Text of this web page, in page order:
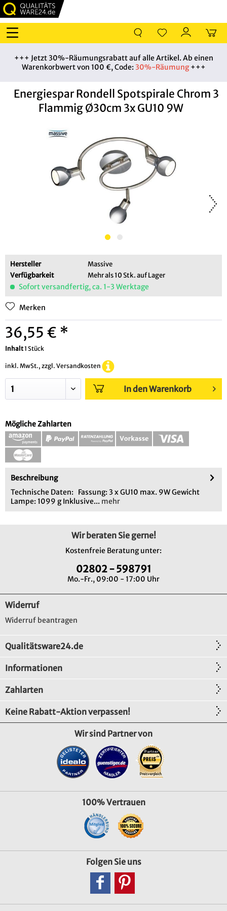
+++ Jetzt 30%-Räumungsrabatt auf alle Artikel. Ab einen
Warenkorbwert von 100 €, Code: 30%-Räumung+++
Energiespar Rondell Spotspirale Chrom 3
Flammig Ø30cm 3x GU10 9W
Hersteller
Massive
Verfügbarkeit
Mehr als 10 Stk. auf Lager
Sofort versandfertig, ca. 1-3 Werktage
Merken
36,55 € *
Inhalt1 Stück
inkl. MwSt., zzgl. Versandkosten
In den Warenkorb
Mögliche Zahlarten
Beschreibung
Technische Daten: Fassung: 3 x GU10 max. 9W Gewicht
Lampe: 1099 g Inklusive... mehr
Wir beraten Sie gerne!
Kostenfreie Beratung unter:
02802 - 598791
Mo.-Fr., 09:00 - 17:00 Uhr
Widerruf
Widerruf beantragen
Qualitätsware24.de
Informationen
Zahlarten
Keine Rabatt-Aktion verpassen!
Wir sind Partner von
100% Vertrauen
Folgen Sie uns